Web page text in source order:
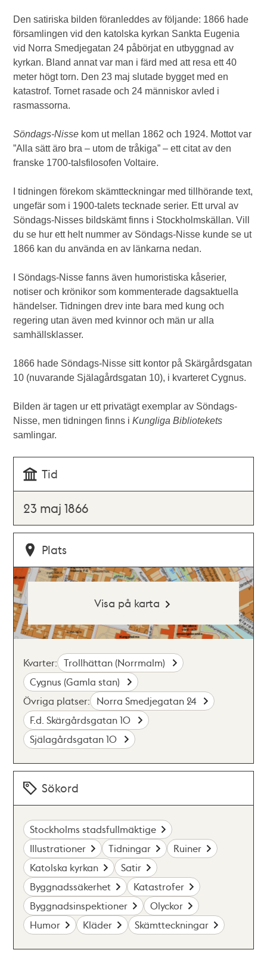
Den satiriska bilden föranleddes av följande: 1866 hade
församlingen vid den katolska kyrkan Sankta Eugenia
vid Norra Smedjegatan 24 påbörjat en utbyggnad av
kyrkan. Bland annat var man i färd med att resa ett 40
meter högt torn. Den 23 maj slutade bygget med en
katastrof. Tornet rasade och 24 människor avled i
rasmassorna.
Söndags-Nisse kom ut mellan 1862 och 1924. Mottot var
”Alla sätt äro bra – utom de tråkiga” – ett citat av den
franske 1700-talsfilosofen Voltaire.
I tidningen förekom skämtteckningar med tillhörande text,
ungefär som i 1900-talets tecknade serier. Ett urval av
Söndags-Nisses bildskämt finns i Stockholmskällan. Vill
du se hur ett helt nummer av Söndags-Nisse kunde se ut
1866 kan du använda en av länkarna nedan.
I Söndags-Nisse fanns även humoristiska kåserier,
notiser och krönikor som kommenterade dagsaktuella
händelser. Tidningen drev inte bara med kung och
regering utan även med kvinnor och män ur alla
samhällsklasser.
1866 hade Söndags-Nisse sitt kontor på Skärgårdsgatan
10 (nuvarande Själagårdsgatan 10), i kvarteret Cygnus.
Bilden är tagen ur ett privatägt exemplar av Söndags-
Nisse, men tidningen finns iKungliga Bibliotekets
samlingar.
Tid
23 maj 1866
Plats
Visa på karta
Kvarter: Trollhättan (Norrmalm)
Cygnus (Gamla stan)
Övriga platser: Norra Smedjegatan 24
F.d. Skärgårdsgatan 10
Själagårdsgatan 10
Sökord
Stockholms stadsfullmäktige
Illustrationer
Tidningar
Ruiner
Katolska kyrkan
Satir
Byggnadssäkerhet
Katastrofer
Byggnadsinspektioner
Olyckor
Humor
Kläder Skämtteckningar